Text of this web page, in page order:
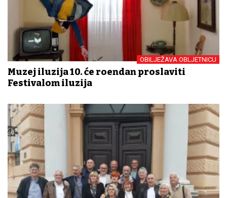
OBILJEŽAVA OBLJETNICU
Muzej iluzija 10. će rođendan proslaviti
Festivalom iluzija